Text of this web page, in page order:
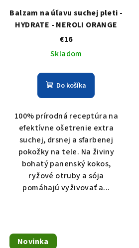
Balzam na úľavu suchej pleti -
HYDRATE - NEROLI ORANGE
€16
Skladom
Do košíka
100% prírodná receptúra na
efektívne ošetrenie extra
suchej, drsnej a sfarbenej
pokožky na tele. Na živiny
bohatý panenský kokos,
ryžové otruby a sója
pomáhajú vyživovať a...
Novinka